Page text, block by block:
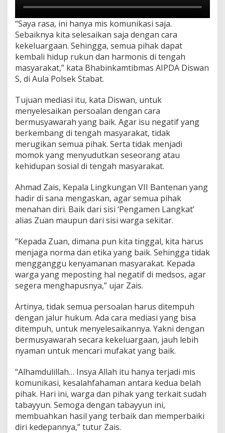
“Saya rasa, ini hanya mis komunikasi saja.
Sebaiknya kita selesaikan saja dengan cara
kekeluargaan. Sehingga, semua pihak dapat
kembali hidup rukun dan harmonis di tengah
masyarakat,” kata Bhabinkamtibmas AIPDA Diswan
S, di Aula Polsek Stabat.
Tujuan mediasi itu, kata Diswan, untuk
menyelesaikan persoalan dengan cara
bermusyawarah yang baik. Agar isu negatif yang
berkembang di tengah masyarakat, tidak
merugikan semua pihak. Serta tidak menjadi
momok yang menyudutkan seseorang atau
kehidupan sosial di tengah masyarakat.
Ahmad Zais, Kepala Lingkungan VII Bantenan yang
hadir di sana mengaskan, agar semua pihak
menahan diri. Baik dari sisi ‘Pengamen Langkat’
alias Zuan maupun dari sisi warga sekitar.
“Kepada Zuan, dimana pun kita tinggal, kita harus
menjaga norma dan etika yang baik. Sehingga tidak
mengganggu kenyamanan masyarakat. Kepada
warga yang meposting hal negatif di medsos, agar
segera menghapusnya,” ujar Zais.
Artinya, tidak semua persoalan harus ditempuh
dengan jalur hukum. Ada cara mediasi yang bisa
ditempuh, untuk menyelesaikannya. Yakni dengan
bermusyawarah secara kekeluargaan, jauh lebih
nyaman untuk mencari mufakat yang baik.
“Alhamdulillah… Insya Allah itu hanya terjadi mis
komunikasi, kesalahfahaman antara kedua belah
pihak. Hari ini, warga dan pihak yang terkait sudah
tabayyun. Semoga dengan tabayyun ini,
membuahkan hasil yang terbaik dan memperbaiki
diri kedepannya,” tutur Zais.